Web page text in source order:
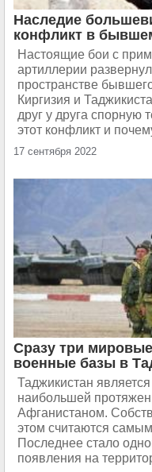
Наследие
конфликт в
Настоящие бои с
артиллерии
пространстве
Киргизия и
друг у друга спорную
этот конфликт и
17 сентября 2022
Сразу три
военные базы в
Таджикистан
наибольшей
Афганистаном.
этом считаются
Последнее стало
появления на